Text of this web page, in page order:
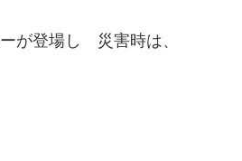
が登場し 災害時は、